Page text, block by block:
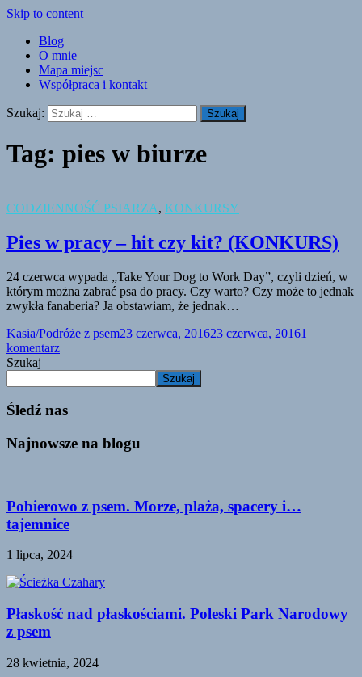
Skip to content
Blog
O mnie
Mapa miejsc
Współpraca i kontakt
Szukaj:
Tag: pies w biurze
CODZIENNOŚĆ PSIARZA, KONKURSY
Pies w pracy – hit czy kit? (KONKURS)
24 czerwca wypada „Take Your Dog to Work Day”, czyli dzień, w
którym można zabrać psa do pracy. Czy warto? Czy może to jednak
zwykła fanaberia? Ja obstawiam, że jednak…
Kasia/Podróże z psem23 czerwca, 201623 czerwca, 20161
komentarz
Szukaj
Szukaj
Śledź nas
Najnowsze na blogu
Pobierowo z psem. Morze, plaża, spacery i…
tajemnice
1 lipca, 2024
Płaskość nad płaskościami. Poleski Park Narodowy
z psem
28 kwietnia, 2024